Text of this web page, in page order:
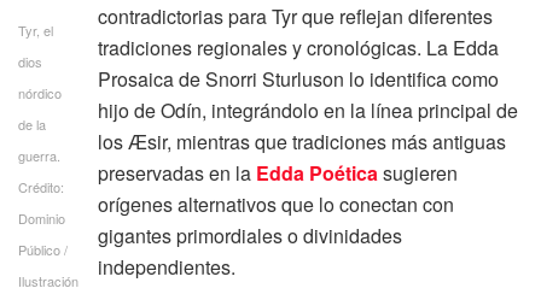
Tyr, el
dios
nórdico
de la
guerra.
Crédito:
Dominio
Público /
Ilustración
contradictorias para Tyr que reflejan diferentes
tradiciones regionales y cronológicas. La Edda
Prosaica de Snorri Sturluson lo identifica como
hijo de Odín, integrándolo en la línea principal de
los Æsir, mientras que tradiciones más antiguas
preservadas en la Edda Poética sugieren
orígenes alternativos que lo conectan con
gigantes primordiales o divinidades
independientes.